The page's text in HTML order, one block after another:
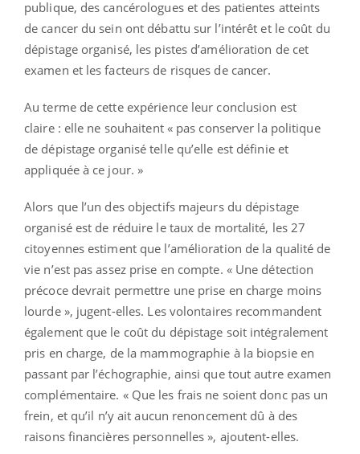
publique, des cancérologues et des patientes atteints
de cancer du sein ont débattu sur l’intérêt et le coût du
dépistage organisé, les pistes d’amélioration de cet
examen et les facteurs de risques de cancer.
Au terme de cette expérience leur conclusion est
claire : elle ne souhaitent « pas conserver la politique
de dépistage organisé telle qu’elle est définie et
appliquée à ce jour. »
Alors que l’un des objectifs majeurs du dépistage
organisé est de réduire le taux de mortalité, les 27
citoyennes estiment que l’amélioration de la qualité de
vie n’est pas assez prise en compte. « Une détection
précoce devrait permettre une prise en charge moins
lourde », jugent-elles. Les volontaires recommandent
également que le coût du dépistage soit intégralement
pris en charge, de la mammographie à la biopsie en
passant par l’échographie, ainsi que tout autre examen
complémentaire. « Que les frais ne soient donc pas un
frein, et qu’il n’y ait aucun renoncement dû à des
raisons financières personnelles », ajoutent-elles.